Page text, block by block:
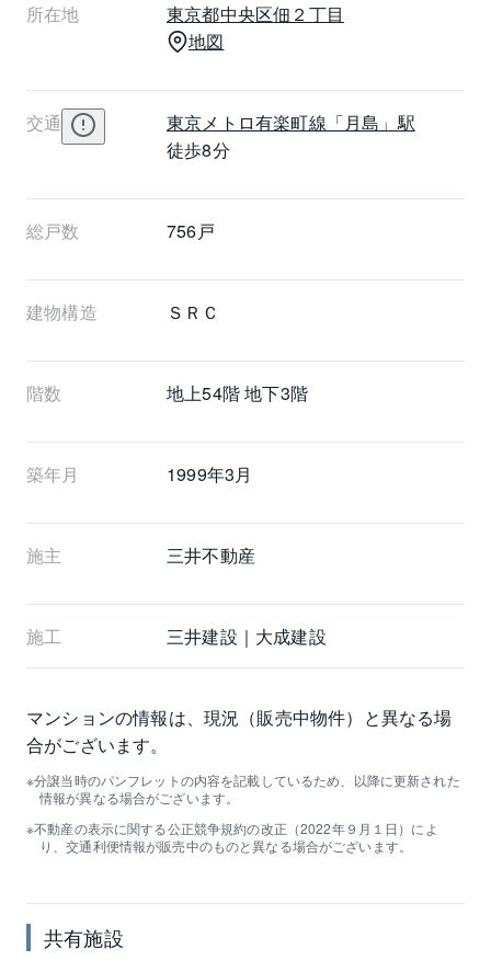
所在地 東京都中央区佃２丁目
地図
交通 東京メトロ有楽町線 「月島」駅
徒歩8分
総戸数 756戸
建物構造 ＳＲＣ
階数 地上54階 地下3階
築年月 1999年3月
施主 三井不動産
施工 三井建設｜大成建設
マンションの情報は、現況（販売中物件）と異なる場
合がございます。
分譲当時のパンフレットの内容を記載しているため、以降に更新された
情報が異なる場合がございます。
不動産の表示に関する公正競争規約の改正（2022年９月１日）によ
り、交通利便情報が販売中のものと異なる場合がございます。
共有施設